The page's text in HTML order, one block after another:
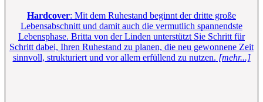
Hardcover: Mit dem Ruhestand beginnt der dritte große
Lebensabschnitt und damit auch die vermutlich spannendste
Lebensphase. Britta von der Linden unterstützt Sie Schritt für
Schritt dabei, Ihren Ruhestand zu planen, die neu gewonnene Zeit
sinnvoll, strukturiert und vor allem erfüllend zu nutzen. [mehr...]